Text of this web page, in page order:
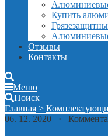
Купить
Отзывы
Контакты
Меню
Поиск
Главная >
06. 12. 2020 ·